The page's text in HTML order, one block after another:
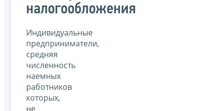
налогообложения
Индивидуальные
предприниматели,
средняя
численность
наемных
работников
которых,
не